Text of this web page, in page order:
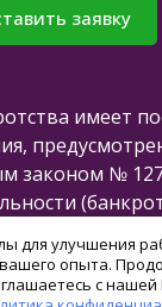
заявку
имеет
законом №
защищены
для улучшения
опыта.
с